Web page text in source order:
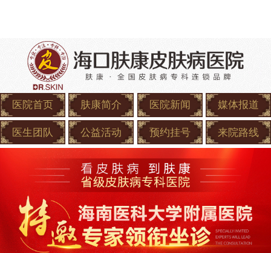
医院首页 肤康简介 医院新闻 媒体报道
医生团队 公益活动 预约挂号 来院路线